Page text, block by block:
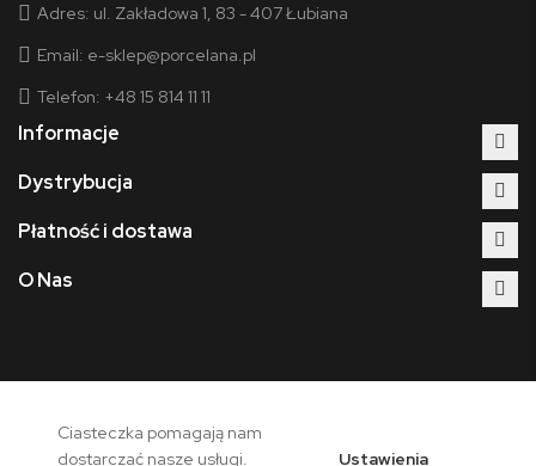
Adres: ul. Zakładowa 1, 83 - 407 Łubiana
Email: e-sklep@porcelana.pl
Telefon: +48 15 814 11 11
Informacje
Dystrybucja
Płatność i dostawa
O Nas
Copyright © 2026 - Polska Grupa Porcelanowa. Wszelkie prawa
Ciasteczka pomagają nam
dostarczać nasze usługi.
Ustawienia